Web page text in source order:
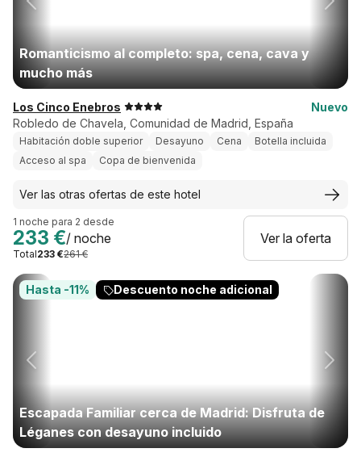
Romanticismo al completo: spa, cena, cava y
mucho más
Los Cinco Enebros
Nuevo
Robledo de Chavela, Comunidad de Madrid, España
Habitación doble superior Desayuno Cena
Botella incluida
Acceso al spa
Copa de bienvenida
Ver las otras ofertas de este hotel
1 noche para 2 desde
233 €/ noche
Total233 €261 €
Ver la oferta
Hasta -11% Descuento noche adicional
Escapada Familiar cerca de Madrid: Disfruta de
Léganes con desayuno incluido